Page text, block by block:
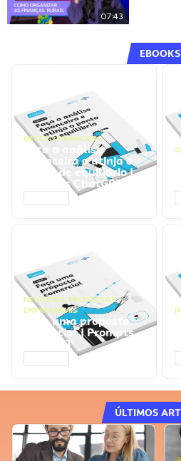
07:43
EBOOKS
GESTÃO FINANCEIRA
Faça a análise
financeira e atinja o
ponto de equilíbrio |
Prompts ChatGPT
NEGÓCIOS, PROCESSOS
EMPRESARIAIS
Faça uma proposta
comercial | Prompts
ChatGPT
ÚLTIMOS